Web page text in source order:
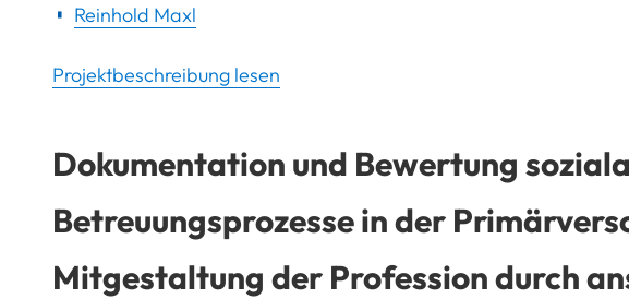
Reinhold Maxl
Projektbeschreibung lesen
Dokumentation und Bewertung
Betreuungsprozesse in der
Mitgestaltung der Profession durch